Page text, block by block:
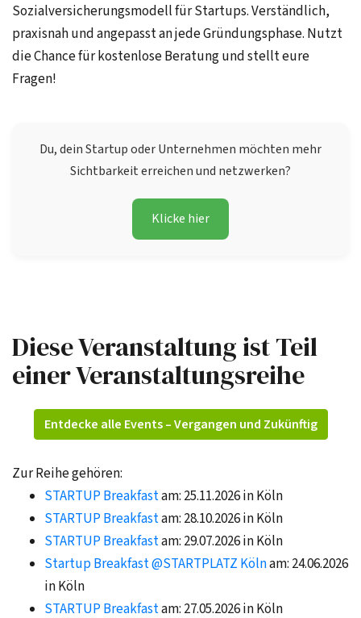
Sozialversicherungsmodell für Startups. Verständlich,
praxisnah und angepasst an jede Gründungsphase. Nutzt
die Chance für kostenlose Beratung und stellt eure
Fragen!
Du, dein Startup oder Unternehmen möchten mehr
Sichtbarkeit erreichen und netzwerken?
Klicke hier
Diese Veranstaltung ist Teil
einer Veranstaltungsreihe
Entdecke alle Events – Vergangen und Zukünftig
Zur Reihe gehören:
STARTUP Breakfastam: 25.11.2026 in Köln
STARTUP Breakfastam: 28.10.2026 in Köln
STARTUP Breakfastam: 29.07.2026 in Köln
Startup Breakfast @STARTPLATZ Kölnam: 24.06.2026
in Köln
STARTUP Breakfastam: 27.05.2026 in Köln